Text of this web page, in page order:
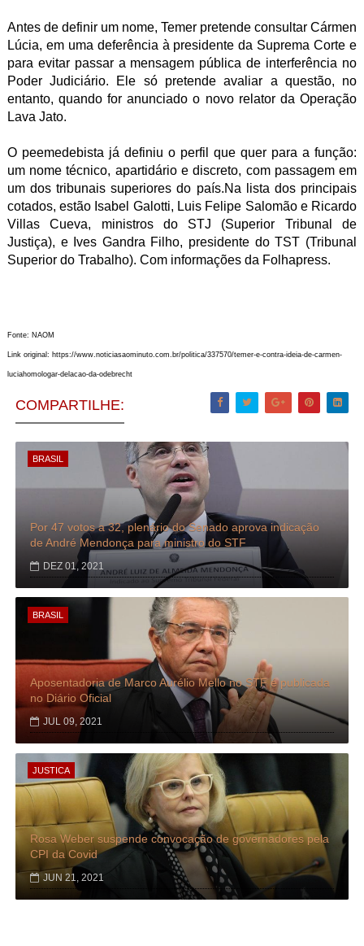
Antes de definir um nome, Temer pretende consultar Cármen
Lúcia, em uma deferência à presidente da Suprema Corte e
para evitar passar a mensagem pública de interferência no
Poder Judiciário. Ele só pretende avaliar a questão, no
entanto, quando for anunciado o novo relator da Operação
Lava Jato.
O peemedebista já definiu o perfil que quer para a função:
um nome técnico, apartidário e discreto, com passagem em
um dos tribunais superiores do país.Na lista dos principais
cotados, estão Isabel Galotti, Luis Felipe Salomão e Ricardo
Villas Cueva, ministros do STJ (Superior Tribunal de
Justiça), e Ives Gandra Filho, presidente do TST (Tribunal
Superior do Trabalho). Com informações da Folhapress.
Fonte: NAOM
Link original: https://www.noticiasaominuto.com.br/politica/337570/temer-e-contra-ideia-de-carmen-
luciahomologar-delacao-da-odebrecht
COMPARTILHE:
BRASIL
Por 47 votos a 32, plenário do Senado aprova indicação
de André Mendonça para ministro do STF
DEZ 01, 2021
BRASIL
Aposentadoria de Marco Aurélio Mello no STF é publicada
no Diário Oficial
JUL 09, 2021
JUSTICA
Rosa Weber suspende convocação de governadores pela
CPI da Covid
JUN 21, 2021